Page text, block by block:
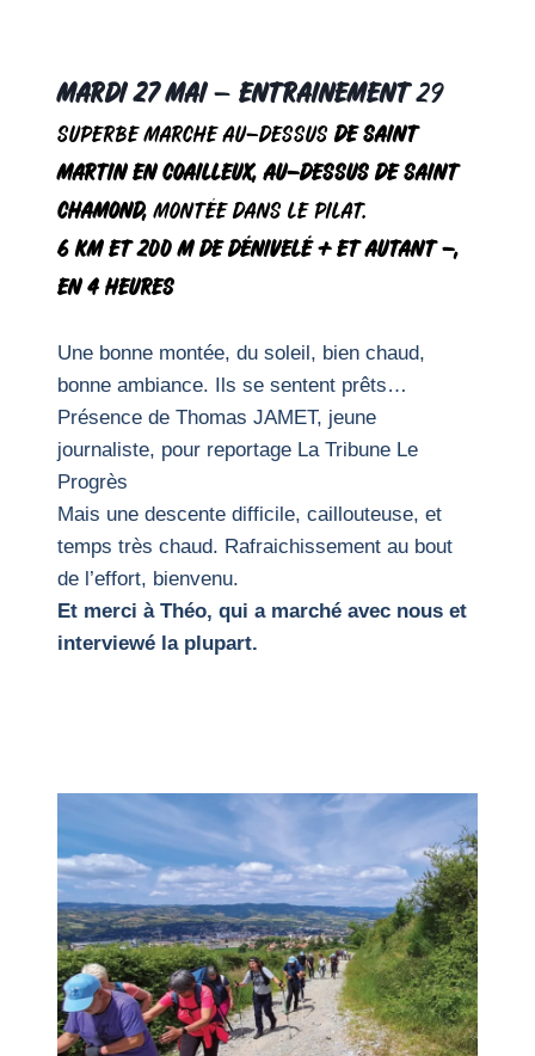
Mardi 27 mai– Entrainement29
Superbe marche au-dessusde Saint
Martin en Coailleux, au-dessus de Saint
Chamond,montée dans le Pilat.
6 km et 200 m de dénivelé + et autant -,
en 4 heures
Une bonne montée, du soleil, bien chaud,
bonne ambiance. Ils se sentent prêts…
Présence de Thomas JAMET, jeune
journaliste, pour reportage La Tribune Le
Progrès
Mais une descente difficile, caillouteuse, et
temps très chaud. Rafraichissement au bout
de l’effort, bienvenu.
Et merci à Théo, qui a marché avec nous et
interviewé la plupart.